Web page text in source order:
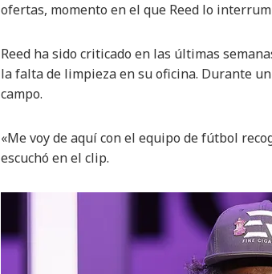
ofertas, momento en el que Reed lo
Reed ha sido criticado en las últimas
la falta de limpieza en su oficina. Durante
campo.
«Me voy de aquí con el equipo de fútbol
escuchó en el clip.